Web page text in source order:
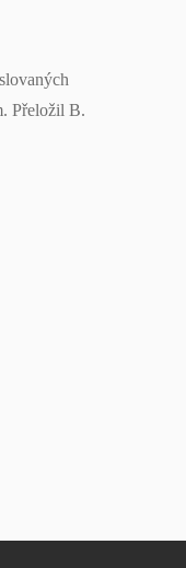
Přeložil B.